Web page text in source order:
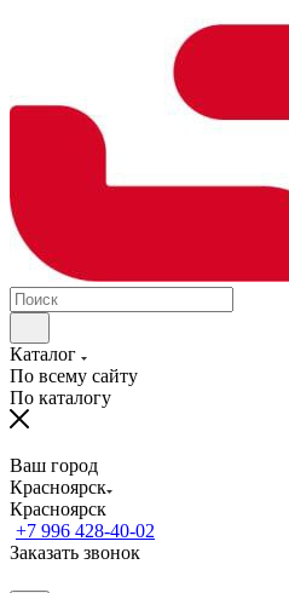
Каталог
По всему сайту
По каталогу
Ваш город
Красноярск
Красноярск
+7 996 428-40-02
Заказать звонок